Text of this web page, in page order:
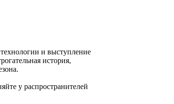
и выступление
история,
у распространителей